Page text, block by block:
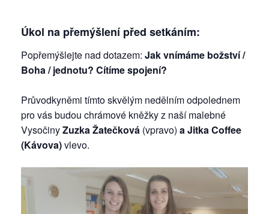
Úkol na přemýšlení před setkáním:
Popřemýšlejte nad dotazem: Jak vnímáme božství /
Boha / jednotu? Cítíme spojení?
Průvodkyněmi tímto skvělým nedělním odpolednem
pro vás budou chrámové kněžky z naší malebné
VysočinyZuzka Žatečková (vpravo) a Jitka Coffee
(Kávova)vlevo.